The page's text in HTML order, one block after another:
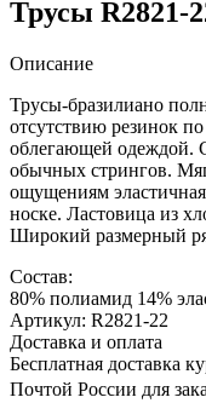
Трусы R2821-
Описание
Трусы-бразилиано
отсутствию резинок
облегающей одеждой.
обычных стрингов.
ощущениям
носке. Ластовица из
Широкий размерный
Состав:
80% полиамид 14%
Артикул: R2821-22
Доставка и оплата
Бесплатная доставка
Почтой России для